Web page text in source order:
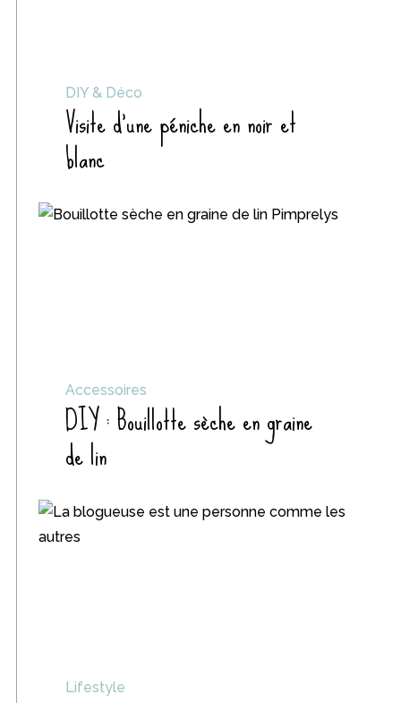
DIY & Déco
Visite d’une péniche en noir et
blanc
Accessoires
DIY : Bouillotte sèche en graine
de lin
Lifestyle